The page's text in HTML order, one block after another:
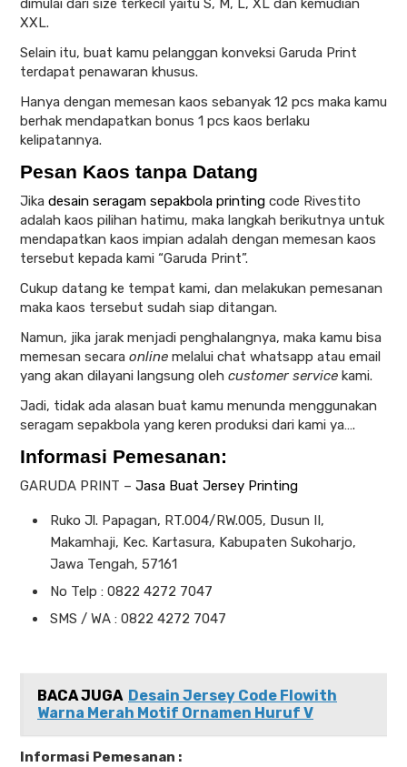
dimulai dari size terkecil yaitu S, M, L, XL dan kemudian
XXL.
Selain itu, buat kamu pelanggan konveksi Garuda Print
terdapat penawaran khusus.
Hanya dengan memesan kaos sebanyak 12 pcs maka kamu
berhak mendapatkan bonus 1 pcs kaos berlaku
kelipatannya.
Pesan Kaos tanpa Datang
Jika desain seragam sepakbola printing code Rivestito
adalah kaos pilihan hatimu, maka langkah berikutnya untuk
mendapatkan kaos impian adalah dengan memesan kaos
tersebut kepada kami “Garuda Print”.
Cukup datang ke tempat kami, dan melakukan pemesanan
maka kaos tersebut sudah siap ditangan.
Namun, jika jarak menjadi penghalangnya, maka kamu bisa
memesan secara online melalui chat whatsapp atau email
yang akan dilayani langsung oleh customer service kami.
Jadi, tidak ada alasan buat kamu menunda menggunakan
seragam sepakbola yang keren produksi dari kami ya….
Informasi Pemesanan:
GARUDA PRINT – Jasa Buat Jersey Printing
Ruko Jl. Papagan, RT.004/RW.005, Dusun II,
Makamhaji, Kec. Kartasura, Kabupaten Sukoharjo,
Jawa Tengah, 57161
No Telp : 0822 4272 7047
SMS / WA : 0822 4272 7047
BACA JUGA Desain Jersey Code Flowith
Warna Merah Motif Ornamen Huruf V
Informasi Pemesanan :